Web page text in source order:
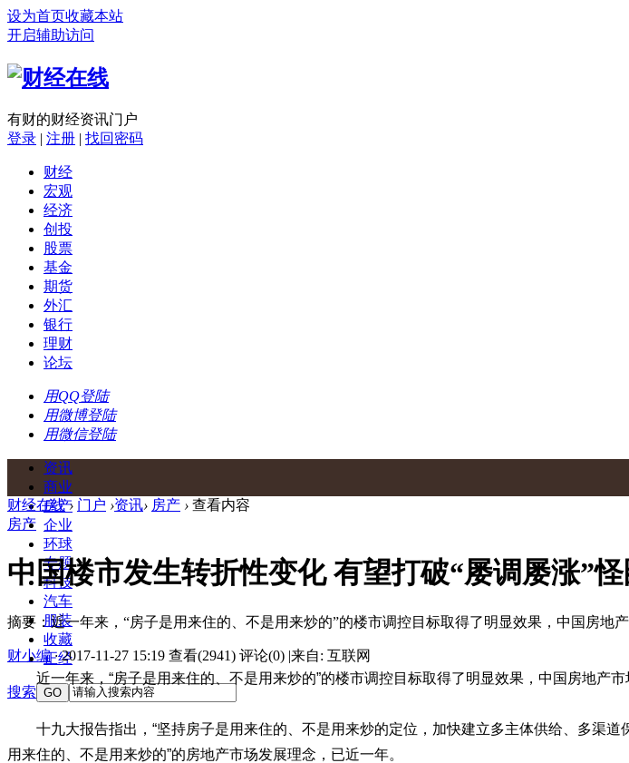
设为首页收藏本站
开启辅助访问
有财的财经资讯门户
登录 | 注册 | 找回密码
财经
宏观
经济
创投
股票
基金
期货
外汇
银行
理财
论坛
用QQ登陆
用微博登陆
用微信登陆
资讯
商业
房产
企业
环球
专题
科技
汽车
服装
收藏
正经
搜索 GO
财经在线 › 门户 ›资讯› 房产 › 查看内容
房产
中国楼市发生转折性变化 有望打破“屡调屡涨”怪
摘要：近一年来，“房子是用来住的、不是用来炒的”的楼市调控目标取得了明显效果，中国房
财小编 · 2017-11-27 15:19 查看(2941) 评论(0) |来自: 互联网
近一年来，“房子是用来住的、不是用来炒的”的楼市调控目标取得了明显效果，中国房地产
十九大报告指出，“坚持房子是用来住的、不是用来炒的定位，加快建立多主体供给、多渠
用来住的、不是用来炒的”的房地产市场发展理念，已近一年。